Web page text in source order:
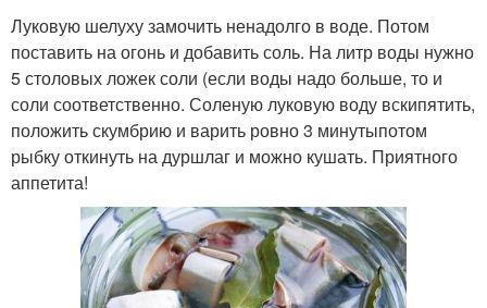
Луковую шелуху замочить ненадолго в воде. Потом
поставить на огонь и добавить соль. На литр воды нужно
5 столовых ложек соли (если воды надо больше, то и
соли соответственно. Соленую луковую воду вскипятить,
положить скумбрию и варить ровно 3 минутыпотом
рыбку откинуть на дуршлаг и можно кушать. Приятного
аппетита!